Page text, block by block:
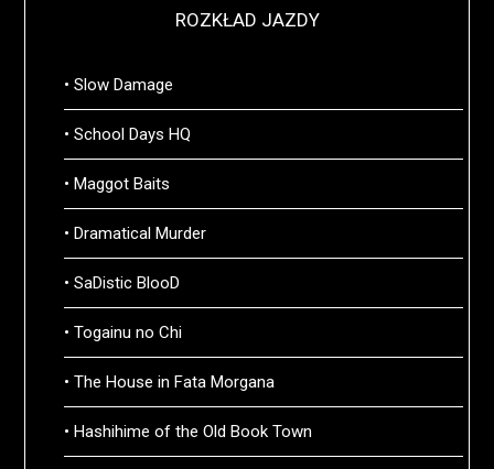
ROZKŁAD JAZDY
• Slow Damage
• School Days HQ
• Maggot Baits
• Dramatical Murder
• SaDistic BlooD
• Togainu no Chi
• The House in Fata Morgana
• Hashihime of the Old Book Town